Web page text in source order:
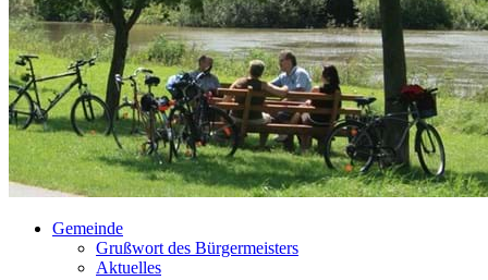
Gemeinde
Grußwort des Bürgermeisters
Aktuelles